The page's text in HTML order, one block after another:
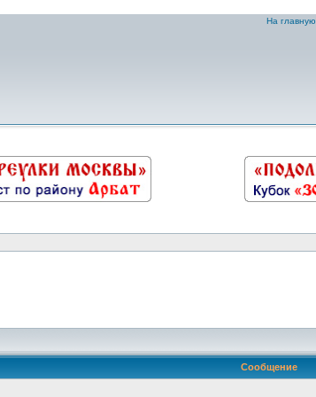
На главную
Сообщение